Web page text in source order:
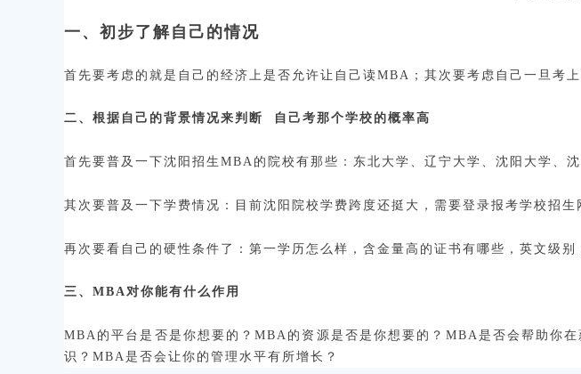
一、初步了解自己的情况
首先要考虑的就是自己的经济上是否允许让自己读MBA；其次要考虑自己一旦考
二、根据自己的背景情况来判断 自己考那个学校的概率高
首先要普及一下沈阳招生MBA的院校有那些：东北大学、辽宁大学、沈阳大学、
其次要普及一下学费情况：目前沈阳院校学费跨度还挺大，需要登录报考学校招生
再次要看自己的硬性条件了：第一学历怎么样，含金量高的证书有哪些，英文级
三、MBA对你能有什么作用
MBA的平台是否是你想要的？MBA的资源是否是你想要的？MBA是否会帮助你
识？MBA是否会让你的管理水平有所增长？